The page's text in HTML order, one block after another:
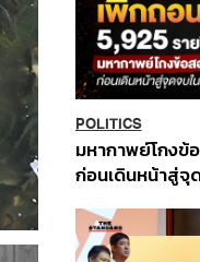
POLITICS
มหากาพย์โกงข้
ก่อนเดินหน้าสู่จุ